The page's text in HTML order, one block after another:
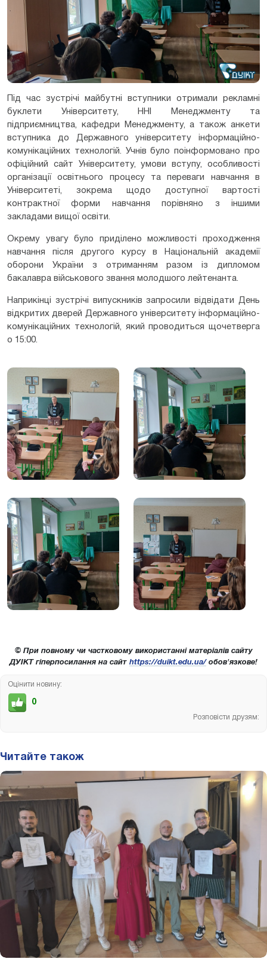
Під час зустрічі майбутні вступники отримали рекламні
буклети Університету, ННІ Менеджменту та
підприємництва, кафедри Менеджменту, а також анкети
вступника до Державного університету інформаційно-
комунікаційних технологій. Учнів було поінформовано про
офіційний сайт Університету, умови вступу, особливості
організації освітнього процесу та переваги навчання в
Університеті, зокрема щодо доступної вартості
контрактної форми навчання порівняно з іншими
закладами вищої освіти.
Окрему увагу було приділено можливості проходження
навчання після другого курсу в Національній академії
оборони України з отриманням разом із дипломом
бакалавра військового звання молодшого лейтенанта.
Наприкінці зустрічі випускників запросили відвідати День
відкритих дверей Державного університету інформаційно-
комунікаційних технологій, який проводиться щочетверга
о 15:00.
© При повному чи частковому використанні матеріалів сайту
ДУІКТ гіперпосилання на сайт https://duikt.edu.ua/обов'язкове!
Оцінити новину:
0
Розповісти друзям:
Читайте також